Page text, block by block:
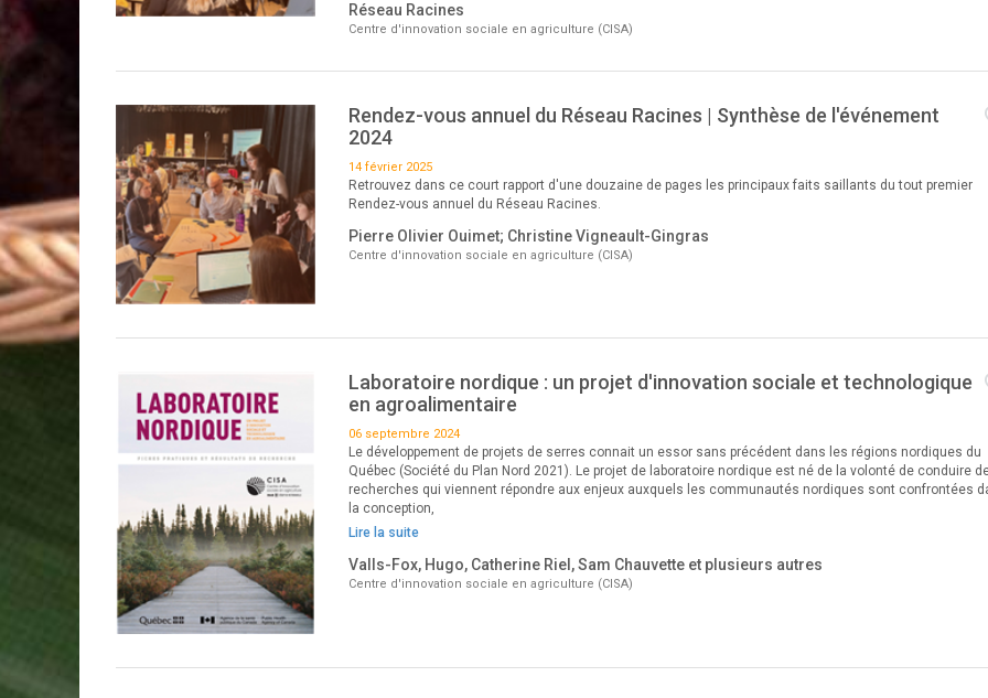
Réseau Racines
Centre d'innovation sociale en agriculture (CISA)
Rendez-vous annuel du Réseau Racines | Synthèse de l'événement
2024
14 février 2025
Retrouvez dans ce court rapport d'une douzaine de pages les principaux faits saillants du tout premier
Rendez-vous annuel du Réseau Racines.
Pierre Olivier Ouimet; Christine Vigneault-Gingras
Centre d'innovation sociale en agriculture (CISA)
Laboratoire nordique : un projet d'innovation sociale et technologique
en agroalimentaire
06 septembre 2024
Le développement de projets de serres connait un essor sans précédent dans les régions nordiques du
Québec (Société du Plan Nord 2021). Le projet de laboratoire nordique est né de la volonté de conduire
recherches qui viennent répondre aux enjeux auxquels les communautés nordiques sont confrontées
la conception,
Lire la suite
Valls-Fox, Hugo, Catherine Riel, Sam Chauvette et plusieurs autres
Centre d'innovation sociale en agriculture (CISA)